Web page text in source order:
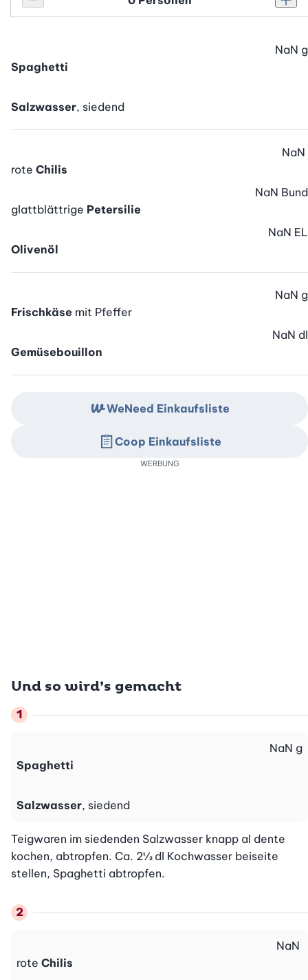
Personenanzahl verringern
Personenanzahl
Spaghetti
NaN g
Salzwasser, siedend
rote Chilis
NaN
glattblättrige Petersilie
NaN Bund
Olivenöl
NaN EL
Frischkäse mit Pfeffer
NaN g
Gemüsebouillon
NaN dl
Und so wird’s gemacht
Spaghetti
NaN g
Salzwasser, siedend
Teigwaren im siedenden Salzwasser knapp al dente
kochen, abtropfen. Ca. 2½ dl Kochwasser beiseite
stellen, Spaghetti abtropfen.
rote Chilis
NaN
WeNeed Einkaufsliste
Coop Einkaufsliste
WERBUNG